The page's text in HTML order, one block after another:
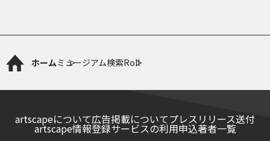
ホームミュージアム検索Roll
artscapeについて広告掲載についてプレスリリース送付
artscape情報登録サービスの利用申込著者一覧